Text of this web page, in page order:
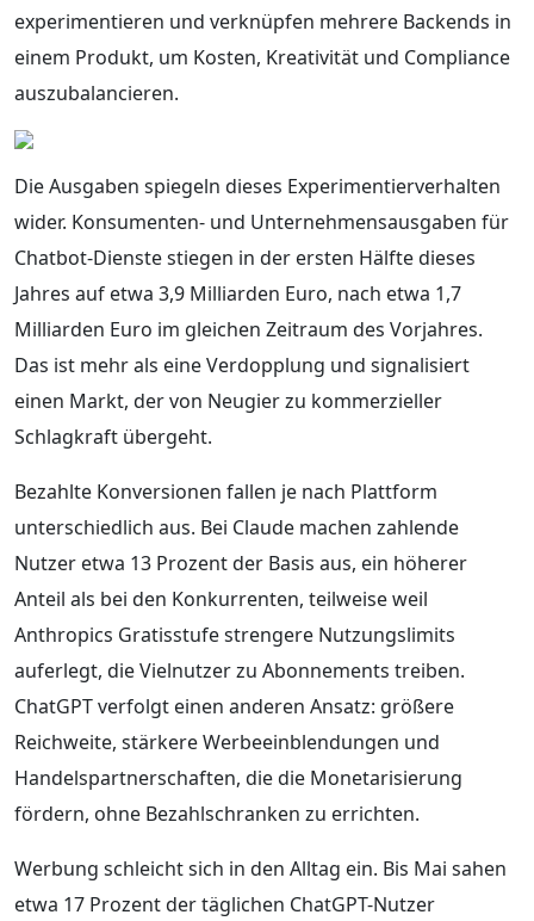
experimentieren und verknüpfen mehrere Backends in
einem Produkt, um Kosten, Kreativität und Compliance
auszubalancieren.
Die Ausgaben spiegeln dieses Experimentierverhalten
wider. Konsumenten- und Unternehmensausgaben für
Chatbot-Dienste stiegen in der ersten Hälfte dieses
Jahres auf etwa 3,9 Milliarden Euro, nach etwa 1,7
Milliarden Euro im gleichen Zeitraum des Vorjahres.
Das ist mehr als eine Verdopplung und signalisiert
einen Markt, der von Neugier zu kommerzieller
Schlagkraft übergeht.
Bezahlte Konversionen fallen je nach Plattform
unterschiedlich aus. Bei Claude machen zahlende
Nutzer etwa 13 Prozent der Basis aus, ein höherer
Anteil als bei den Konkurrenten, teilweise weil
Anthropics Gratisstufe strengere Nutzungslimits
auferlegt, die Vielnutzer zu Abonnements treiben.
ChatGPT verfolgt einen anderen Ansatz: größere
Reichweite, stärkere Werbeeinblendungen und
Handelspartnerschaften, die die Monetarisierung
fördern, ohne Bezahlschranken zu errichten.
Werbung schleicht sich in den Alltag ein. Bis Mai sahen
etwa 17 Prozent der täglichen ChatGPT-Nutzer